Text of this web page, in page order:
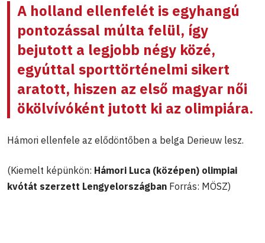
A holland ellenfelét is egyhangú
pontozással múlta felül, így
bejutott a legjobb négy közé,
egyúttal sporttörténelmi sikert
aratott, hiszen az első magyar női
ökölvívóként jutott ki az olimpiára.
Hámori ellenfele az elődöntőben a belga Derieuw lesz.
(Kiemelt képünkön: Hámori Luca (középen) olimpiai
kvótát szerzett Lengyelországban Forrás: MÖSZ)